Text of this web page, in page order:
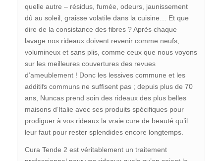
quelle autre – résidus, fumée, odeurs, jaunissement
dû au soleil, graisse volatile dans la cuisine… Et que
dire de la consistance des fibres ? Après chaque
lavage nos rideaux doivent revenir comme neufs,
volumineux et sans plis, comme ceux que nous voyons
sur les meilleures couvertures des revues
d’ameublement ! Donc les lessives commune et les
additifs communs ne suffisent pas ; depuis plus de 70
ans, Nuncas prend soin des rideaux des plus belles
maisons d’Italie avec ses produits spécifiques pour
prodiguer à vos rideaux la vraie cure de beauté qu’il
leur faut pour rester splendides encore longtemps.
Cura Tende 2 est véritablement un traitement